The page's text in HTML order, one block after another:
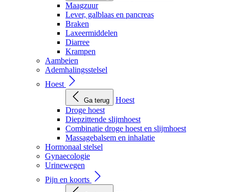
Maagzuur
Lever, galblaas en pancreas
Braken
Laxeermiddelen
Diarree
Krampen
Aambeien
Ademhalingsstelsel
Hoest
Ga terug
Hoest
Droge hoest
Diepzittende slijmhoest
Combinatie droge hoest en slijmhoest
Massagebalsem en inhalatie
Hormonaal stelsel
Gynaecologie
Urinewegen
Pijn en koorts